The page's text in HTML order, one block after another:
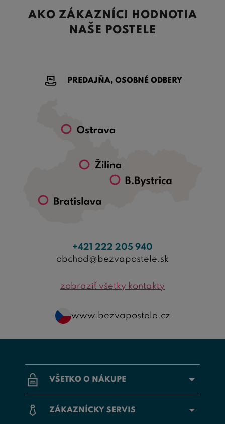
AKO ZÁKAZNÍCI HODNOTIA
NAŠE POSTELE
VŠETKO O NÁKUPE
ZÁKAZNÍCKY SERVIS
PREDAJŇA, OSOBNÉ ODBERY
+421 222 205 940
obchod@bezvapostele.sk
zobraziť všetky kontakty
www.bezvapostele.cz